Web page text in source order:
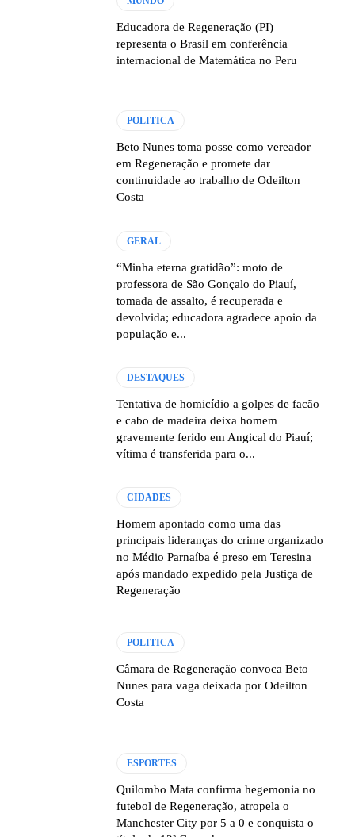
Educadora de Regeneração (PI)
representa o Brasil em conferência
internacional de Matemática no Peru
POLITICA
Beto Nunes toma posse como vereador
em Regeneração e promete dar
continuidade ao trabalho de Odeilton
Costa
GERAL
“Minha eterna gratidão”: moto de
professora de São Gonçalo do Piauí,
tomada de assalto, é recuperada e
devolvida; educadora agradece apoio da
população e...
DESTAQUES
Tentativa de homicídio a golpes de facão
e cabo de madeira deixa homem
gravemente ferido em Angical do Piauí;
vítima é transferida para o...
CIDADES
Homem apontado como uma das
principais lideranças do crime organizado
no Médio Parnaíba é preso em Teresina
após mandado expedido pela Justiça de
Regeneração
POLITICA
Câmara de Regeneração convoca Beto
Nunes para vaga deixada por Odeilton
Costa
ESPORTES
Quilombo Mata confirma hegemonia no
futebol de Regeneração, atropela o
Manchester City por 5 a 0 e conquista o